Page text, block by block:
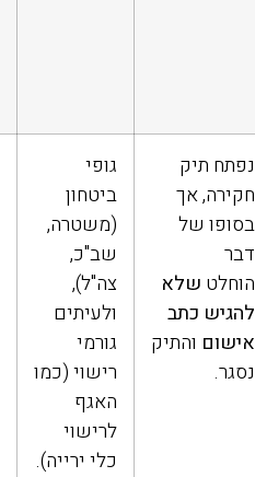
נפתח תיק
חקירה, אך
בסופו של
דבר
הוחלט שלא
להגיש כתב
אישום והתיק
נסגר.
גופי
ביטחון
(משטרה,
שב"כ,
צה"ל),
ולעיתים
גורמי
רישוי (כמו
האגף
לרישוי
כלי ירייה).